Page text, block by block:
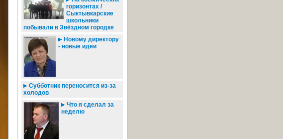
горизонтах /
Сыктывкарские
школьники
побывали в Звёздном городке
Новому директору
- новые идеи
Субботник переносится из-за
холодов
Что я сделал за
неделю